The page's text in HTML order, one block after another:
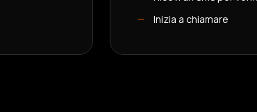
Inizia a chiamare